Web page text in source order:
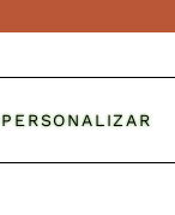
PERSONALIZAR